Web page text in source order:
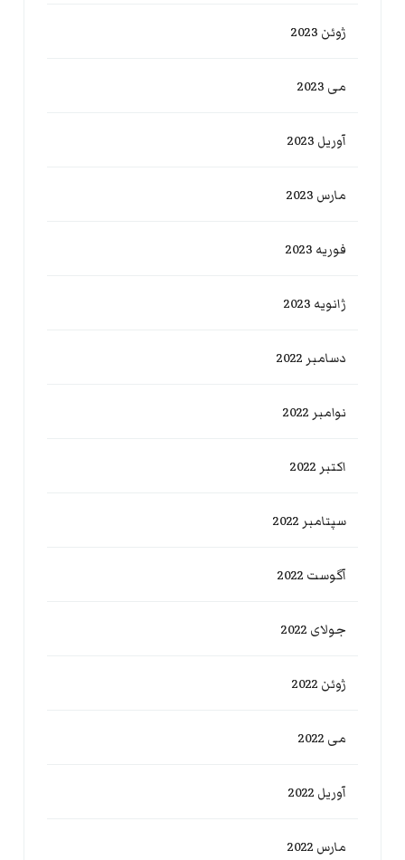
ژوئن 2023
می 2023
آوریل 2023
مارس 2023
فوریه 2023
ژانویه 2023
دسامبر 2022
نوامبر 2022
اکتبر 2022
سپتامبر 2022
آگوست 2022
جولای 2022
ژوئن 2022
می 2022
آوریل 2022
مارس 2022